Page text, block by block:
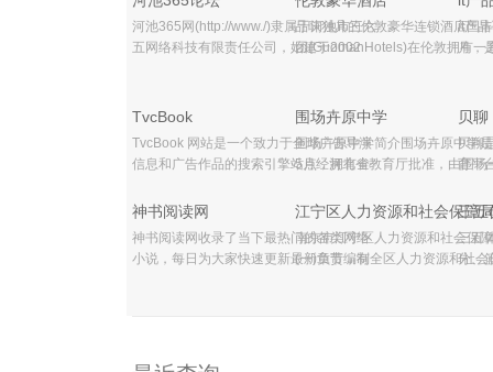
河池365网(http://www./)隶属于河池市三六
五网络科技有限责任公司，始建于2002
群体以青中年为主，年龄在18—24岁占
品味独具的伦敦豪华连锁酒店国
团(GuomanHotels)在伦敦拥有一
(Cumberland)、皇家骑兵卫队酒
it产
月，
创新
TvcBook
TvcBook 网站是一个致力于全球广告导演
信息和广告作品的搜索引擎站点，拥有全
过10000+，导演可联络洽谈高达100%，
以观
围场卉原中学
围场卉原中学简介围场卉原中学
5月经河北省教育厅批准，由围场
所全日制民办中学。她以投资者
贝聊
贝聊
育平
用。
神书阅读网
神书阅读网收录了当下最热门的各类网络
小说，每日为大家快速更新最新章节，有
江宁区人力资源和社会保障
南京市江宁区人力资源和社会保
(一)负责编制全区人力资源和社会
三五
三五
分、